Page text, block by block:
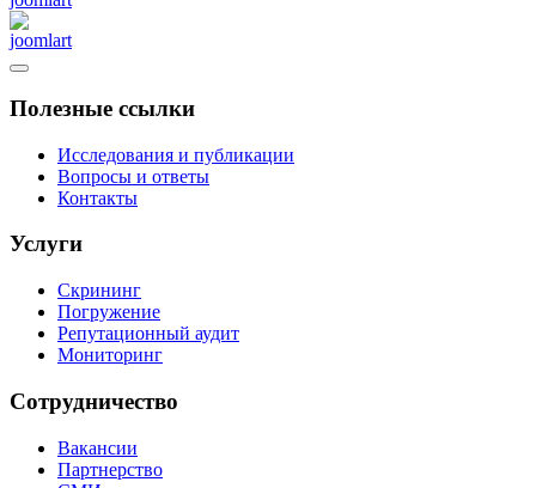
Полезные ссылки
Исследования и публикации
Вопросы и ответы
Контакты
Услуги
Скрининг
Погружение
Репутационный аудит
Мониторинг
Сотрудничество
Вакансии
Партнерство